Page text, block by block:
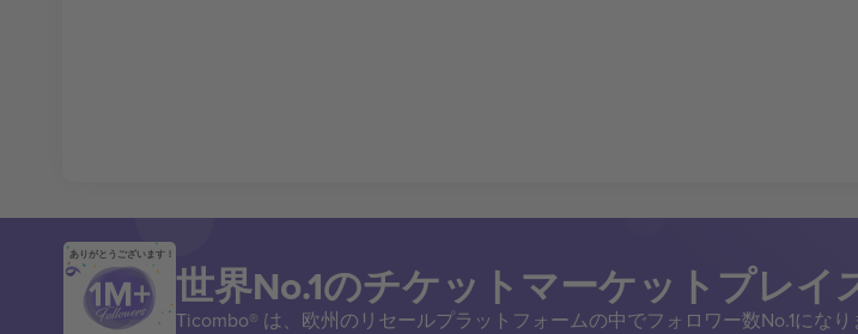
ありがとうございます！
世界No.1のチケットマーケットプレイ
Ticombo® は、欧州のリセールプラットフォームの中でフォロワー数No.1にな